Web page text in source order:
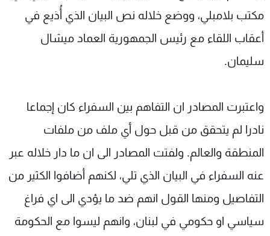
مكتب بلامبلي، ووضع خلاله نص البيان الذي أُذيع في
أعقاب اللقاء مع رئيس الجمهورية العماد ميشال
سليمان.
واعتبرت المصادر ان التفاهم بين السفراء كان إجماعا
نادرا لم يتحقق من قبل حول أي ملف من ملفات
المنطقة والعالم. ولفتت المصادر الى ان ما دار خلاله عبر
عنه السفراء في البيان الذي تلي، لكنهم أضافوا الكثير من
التفاصيل ومنها القول انهم ضد ما يؤدي الى اي فراغ
سياسي او حكومي في لبنان، وانهم ليسوا مع الحكومة